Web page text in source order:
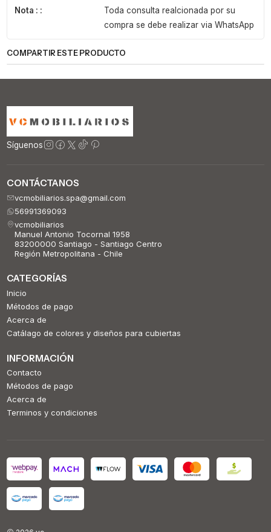
Nota : :
Toda consulta realcionada por su
compra se debe realizar via WhatsApp
COMPARTIR ESTE PRODUCTO
Síguenos
CONTÁCTANOS
vcmobiliarios.spa@gmail.com
56991369093
vcmobiliarios
Manuel Antonio Tocornal 1958
83200000 Santiago - Santiago Centro
Región Metropolitana - Chile
CATEGORÍAS
Inicio
Métodos de pago
Acerca de
Catálago de colores y diseños para cubiertas
INFORMACIÓN
Contacto
Métodos de pago
Acerca de
Terminos y condiciones